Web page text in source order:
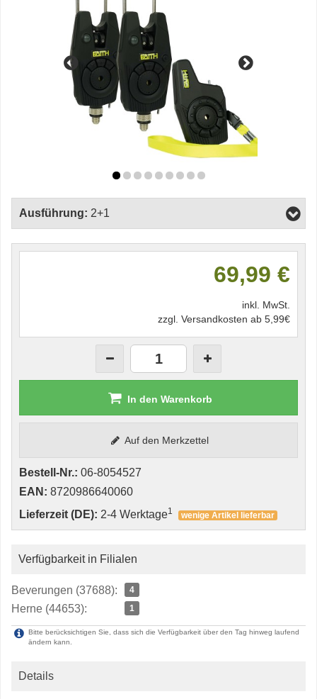
Ausführung: 2+1
69,99 €
inkl. MwSt.
zzgl. Versandkosten ab 5,99€
In den Warenkorb
Auf den Merkzettel
Bestell-Nr.: 06-8054527
EAN: 8720986640060
Lieferzeit (DE): 2-4 Werktage1 wenige Artikel lieferbar
Verfügbarkeit in Filialen
Beverungen (37688): 4
Herne (44653): 1
Bitte berücksichtigen Sie, dass sich die Verfügbarkeit über den Tag hinweg laufend
ändern kann.
Details